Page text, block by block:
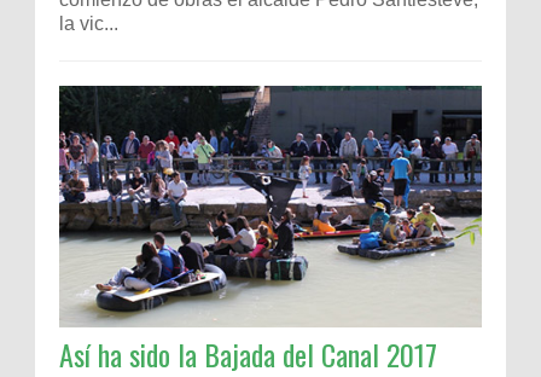
la vic...
Así ha sido la Bajada del Canal 2017